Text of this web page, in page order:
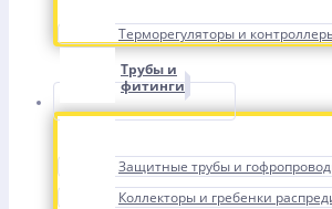
Терморегуляторы и
Трубы и
фитинги
Защитные трубы и
Коллекторы и гребенки